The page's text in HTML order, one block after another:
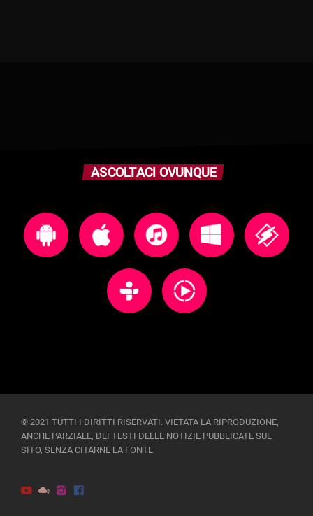
ASCOLTACI OVUNQUE
© 2021 TUTTI I DIRITTI RISERVATI. VIETATA LA RIPRODUZIONE,
ANCHE PARZIALE, DEI TESTI DELLE NOTIZIE PUBBLICATE SUL
SITO, SENZA CITARNE LA FONTE